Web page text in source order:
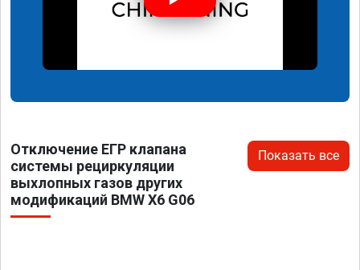
Отключение ЕГР клапана
системы рециркуляции
выхлопных газов других
модификаций BMW X6 G06
Показать все